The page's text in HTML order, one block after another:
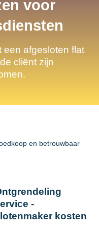
voor
een afgesloten flat
cliënt zijn
en betrouwbaar
-
kosten